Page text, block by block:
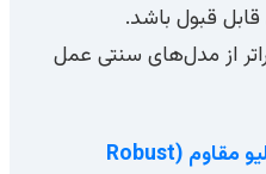
قبول باشد.
از مدل‌های سنتی عمل
بهینه‌سازی پورتفولیو مقاوم (Robust